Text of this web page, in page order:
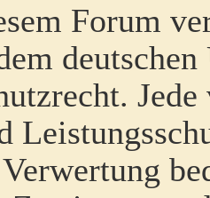
Forum
Verwertung